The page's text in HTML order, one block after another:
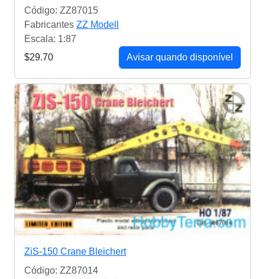
Código: ZZ87015
Fabricantes ZZ Modell
Escala: 1:87
$29.70
Avisar quando disponível
ZiS-150 Crane Bleichert
Código: ZZ87014